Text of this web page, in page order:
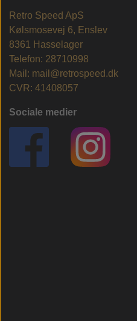
Retro Speed ApS
Kølsmosevej 6, Enslev
8361 Hasselager
Telefon: 28710998
Mail: mail@retrospeed.dk
CVR: 41408057
Sociale medier